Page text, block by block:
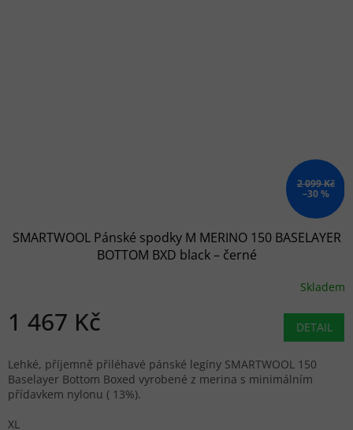
2 099 Kč
–30 %
SMARTWOOL Pánské spodky M MERINO 150 BASELAYER
BOTTOM BXD black – černé
Skladem
1 467 Kč DETAIL
Lehké, příjemně přiléhavé pánské legíny SMARTWOOL 150
Baselayer Bottom Boxed vyrobené z merina s minimálním
přídavkem nylonu ( 13%).
XL